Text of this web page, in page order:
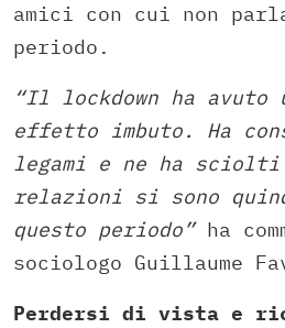
amici con cui non
periodo.
“Il lockdown ha avuto
effetto imbuto. Ha
legami e ne ha
relazioni si sono
questo periodo” ha
sociologo Guillaume
Perdersi di vista e